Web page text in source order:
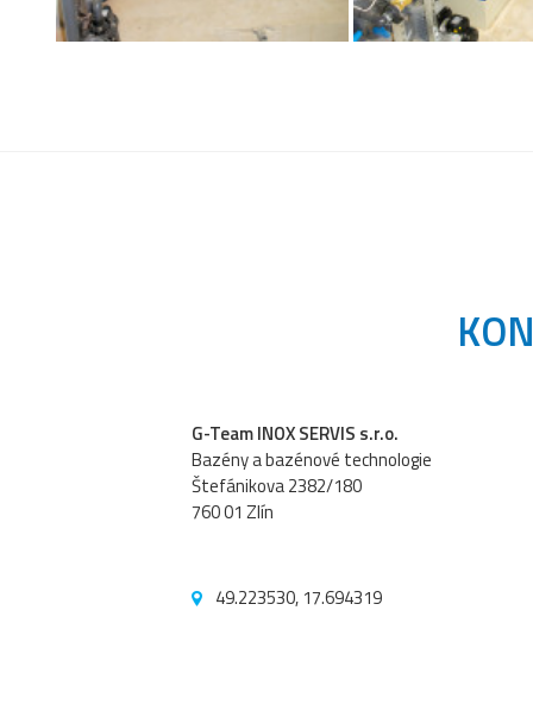
G-Team INOX SERVIS s.r.o.
Bazény a bazénové technologie
Štefánikova 2382/180
760 01 Zlín
49.223530, 17.694319